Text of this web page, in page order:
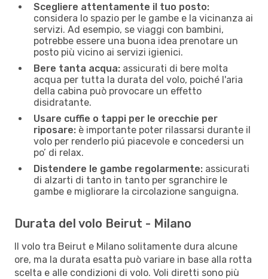
Scegliere attentamente il tuo posto:
considera lo spazio per le gambe e la vicinanza ai
servizi. Ad esempio, se viaggi con bambini,
potrebbe essere una buona idea prenotare un
posto più vicino ai servizi igienici.
Bere tanta acqua: assicurati di bere molta
acqua per tutta la durata del volo, poiché l'aria
della cabina può provocare un effetto
disidratante.
Usare cuffie o tappi per le orecchie per
riposare: è importante poter rilassarsi durante il
volo per renderlo piú piacevole e concedersi un
po’ di relax.
Distendere le gambe regolarmente: assicurati
di alzarti di tanto in tanto per sgranchire le
gambe e migliorare la circolazione sanguigna.
Durata del volo Beirut - Milano
Il volo tra Beirut e Milano solitamente dura alcune
ore, ma la durata esatta può variare in base alla rotta
scelta e alle condizioni di volo. Voli diretti sono più